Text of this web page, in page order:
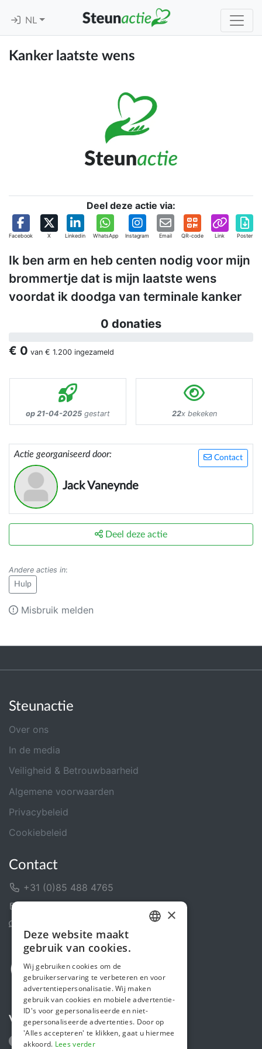
NL
Kanker laatste wens
Deel deze actie via:
Facebook X Linkedin WhatsApp Instagram Email QR-code Link Poster
Ik ben arm en heb centen nodig voor mijn
brommertje dat is mijn laatste wens
voordat ik doodga van terminale kanker
0 donaties
€ 0 van € 1.200 ingezameld
op 21-04-2025 gestart 22x bekeken
Contact
Actie georganiseerd door:
Jack Vaneynde
Deel deze actie
Andere acties in:
Hulp
Misbruik melden
Steunactie
Over ons
In de media
Veiligheid & Betrouwbaarheid
Algemene voorwaarden
Privacybeleid
Cookiebeleid
Contact
+31 (0)85 488 4765
Volg ons
ENGLISH
×
Deze website maakt
gebruik van cookies.
Wij gebruiken cookies om de
gebruikerservaring te verbeteren en voor
advertentiepersonalisatie. Wij maken
gebruik van cookies en mobiele advertentie-
ID's voor gepersonaliseerde en niet-
gepersonaliseerde advertenties. Door op
'Alles accepteren' te klikken, gaat u hiermee
akkoord. Lees verder